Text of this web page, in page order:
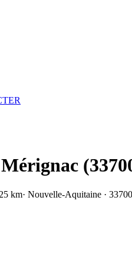
km· Nouvelle-Aquitaine · 33700